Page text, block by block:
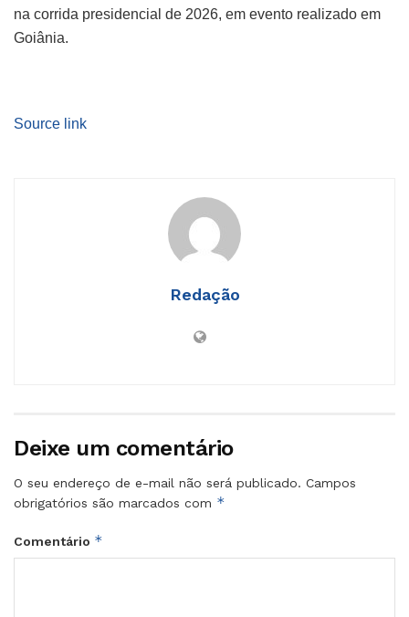
na corrida presidencial de 2026, em evento realizado em
Goiânia.
Source link
Redação
Deixe um comentário
O seu endereço de e-mail não será publicado. Campos
obrigatórios são marcados com *
Comentário *